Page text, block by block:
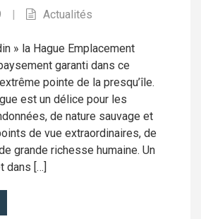
| Actualités
» la Hague Emplacement
garanti dans ce
pointe de la presqu’île.
est un délice pour les
de nature sauvage et
de vue extraordinaires, de
grande richesse humaine. Un
dans […]